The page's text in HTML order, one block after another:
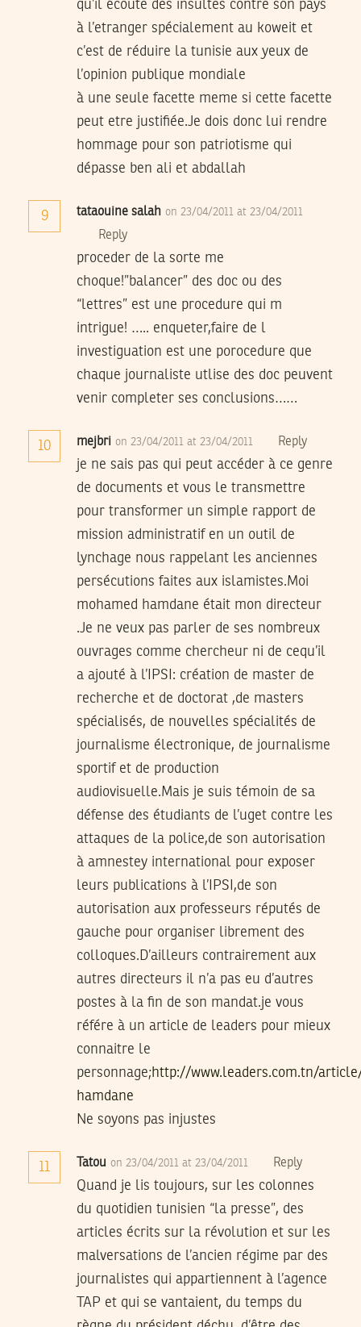
qu’il écoute des insultes contre son pays
à l’etranger spécialement au koweit et
c’est de réduire la tunisie aux yeux de
l’opinion publique mondiale
à une seule facette meme si cette facette
peut etre justifiée.Je dois donc lui rendre
hommage pour son patriotisme qui
dépasse ben ali et abdallah
9 tataouine salah on 23/04/2011 at 23/04/2011
Reply
proceder de la sorte me
choque!”balancer” des doc ou des
“lettres” est une procedure qui m
intrigue! ….. enqueter,faire de l
investiguation est une porocedure que
chaque journaliste utlise des doc peuvent
venir completer ses conclusions……
10 mejbri on 23/04/2011 at 23/04/2011 Reply
je ne sais pas qui peut accéder à ce genre
de documents et vous le transmettre
pour transformer un simple rapport de
mission administratif en un outil de
lynchage nous rappelant les anciennes
persécutions faites aux islamistes.Moi
mohamed hamdane était mon directeur
.Je ne veux pas parler de ses nombreux
ouvrages comme chercheur ni de cequ’il
a ajouté à l’IPSI: création de master de
recherche et de doctorat ,de masters
spécialisés, de nouvelles spécialités de
journalisme électronique, de journalisme
sportif et de production
audiovisuelle.Mais je suis témoin de sa
défense des étudiants de l’uget contre les
attaques de la police,de son autorisation
à amnestey international pour exposer
leurs publications à l’IPSI,de son
autorisation aux professeurs réputés de
gauche pour organiser librement des
colloques.D’ailleurs contrairement aux
autres directeurs il n’a pas eu d’autres
postes à la fin de son mandat.je vous
référe à un article de leaders pour mieux
connaitre le
personnage;http://www.leaders.com.tn/
hamdane
Ne soyons pas injustes
11 Tatou on 23/04/2011 at 23/04/2011 Reply
Quand je lis toujours, sur les colonnes
du quotidien tunisien “la presse”, des
articles écrits sur la révolution et sur les
malversations de l’ancien régime par des
journalistes qui appartiennent à l’agence
TAP et qui se vantaient, du temps du